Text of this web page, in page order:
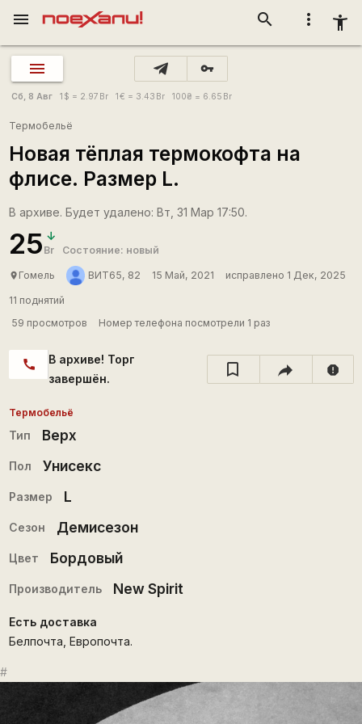
more_vert accessibility_new
search
menu
vpn_key
Сб, 8 Авг 1 $ = 2.97 Br 1€ = 3.43 Br 100₴ = 6.65 Br
Термобельё
Новая тёплая термокофта на
флисе. Размер L.
В архиве. Будет удалено: Вт, 31 Мар 17:50.
25 Br Состояние: новый
place Гомель ВИТ65, 82 15 Май, 2021 исправлено 1 Дек, 2025
11 поднятий
59 просмотров
Номер телефона посмотрели 1 раз
call
В архиве! Торг
завершён.
report
Термобельё
Тип Верх
Пол Унисекс
Размер L
Сезон Демисезон
Цвет Бордовый
Производитель New Spirit
Есть доставка
Белпочта, Европочта.
#